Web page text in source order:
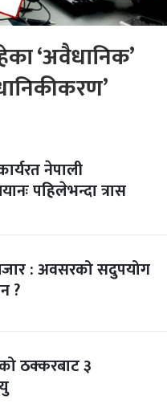
‘अवैधानिक’
नेपाली
पहिलेभन्दा त्रास
: अवसरको सदुपयोग
?
ठक्करबाट ३